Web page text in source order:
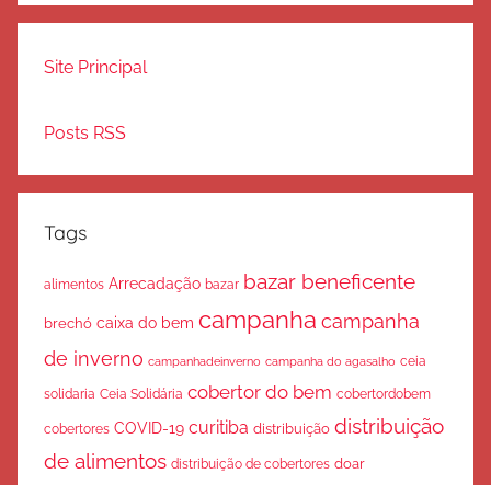
Site Principal
Posts RSS
Tags
alimentos Arrecadação bazar bazar beneficente
brechó caixa do bem campanha campanha
de inverno campanhadeinverno campanha do agasalho ceia
solidaria Ceia Solidária cobertor do bem cobertordobem
cobertores COVID-19 curitiba distribuição distribuição
de alimentos distribuição de cobertores doar